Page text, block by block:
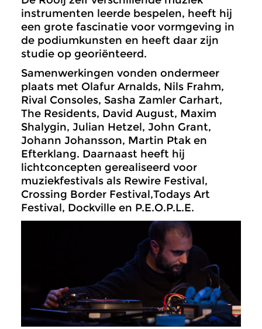
instrumenten leerde bespelen, heeft hij
een grote fascinatie voor vormgeving in
de podiumkunsten en heeft daar zijn
studie op georiënteerd.
Samenwerkingen vonden ondermeer
plaats met Olafur Arnalds, Nils Frahm,
Rival Consoles, Sasha Zamler Carhart,
The Residents, David August, Maxim
Shalygin, Julian Hetzel, John Grant,
Johann Johansson, Martin Ptak en
Efterklang. Daarnaast heeft hij
lichtconcepten gerealiseerd voor
muziekfestivals als Rewire Festival,
Crossing Border Festival,Todays Art
Festival, Dockville en P.E.O.P.L.E.